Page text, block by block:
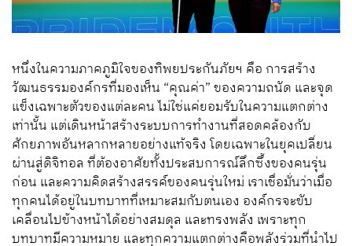
หนึ่งในความภาคภูมิใจของทิพยประกันภัยฯ คือ การสร้าง
วัฒนธรรมองค์กรที่มองเห็น “คุณค่า” ของความถนัด และจุด
แข็งเฉพาะตัวของแต่ละคน ไม่ใช่แค่ยอมรับในความแตกต่าง
เท่านั้น แต่เดินหน้าสร้างระบบการทำงานที่สอดคล้องกับ
ศักยภาพอันหลากหลายอย่างแท้จริง โดยเฉพาะในยุคเปลี่ยน
ผ่านสู่ดิจิทอล ที่ต้องอาศัยทั้งประสบการณ์ลึกซึ้งของคนรุ่น
ก่อน และความคิดสร้างสรรค์ของคนรุ่นใหม่ เราเชื่อมั่นว่าเมื่อ
ทุกคนได้อยู่ในบทบาทที่เหมาะสมกับตนเอง องค์กรจะขับ
เคลื่อนไปข้างหน้าได้อย่างสมดุล และทรงพลัง เพราะทุก
บทบาทมีความหมาย และทุกความแตกต่างคือพลังร่วมที่นำไป